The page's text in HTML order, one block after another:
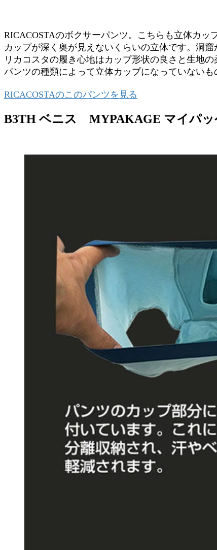
RICACOSTAのボクサーパンツ。こちらも立体カッ
カップが深く奥が見えないくらいの立体です。洞窟
リカコスタの履き心地はカップ形状の良さと生地の
パンツの種類によって立体カップになっていないも
RICACOSTAのこのパンツを見る
B3TH ベニス MYPAKAGE マイパッ